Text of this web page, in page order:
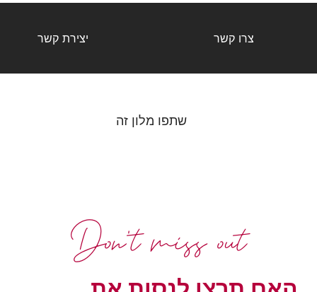
צרו קשר יצירת קשר
שתפו מלון זה
Don't miss out